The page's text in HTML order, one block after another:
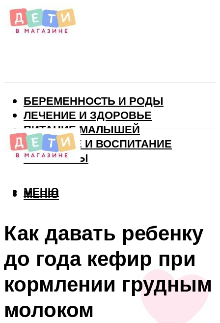
БЕРЕМЕННОСТЬ И РОДЫ
ЛЕЧЕНИЕ И ЗДОРОВЬЕ
ПИТАНИЕ МАЛЫШЕЙ
РАЗВИТИЕ И ВОСПИТАНИЕ
ВИТАМИНЫ
МЕНЮ
МЕНЮ
Как давать ребенку
до года кефир при
кормлении грудным
молоком